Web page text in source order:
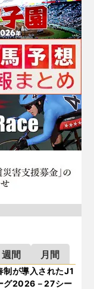
週間 月間
制が導入されたJ1
グ2026－27シー